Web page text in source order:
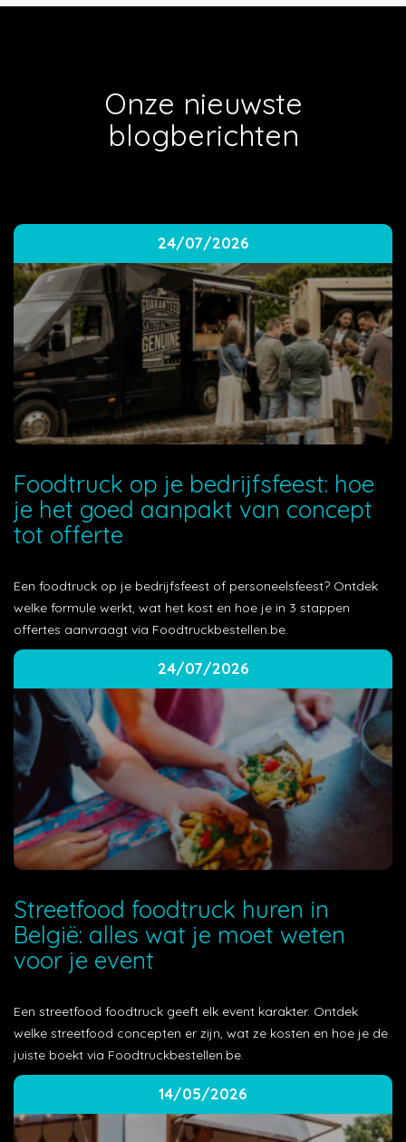
Onze nieuwste
blogberichten
24/07/2026
Foodtruck op je bedrijfsfeest: hoe
je het goed aanpakt van concept
tot offerte
Een foodtruck op je bedrijfsfeest of personeelsfeest? Ontdek
welke formule werkt, wat het kost en hoe je in 3 stappen
offertes aanvraagt via Foodtruckbestellen.be.
24/07/2026
Streetfood foodtruck huren in
België: alles wat je moet weten
voor je event
Een streetfood foodtruck geeft elk event karakter. Ontdek
welke streetfood concepten er zijn, wat ze kosten en hoe je de
juiste boekt via Foodtruckbestellen.be.
14/05/2026